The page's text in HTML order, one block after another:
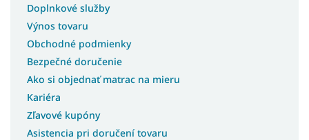
Vysoké postele s úložným priestorom
Vysoké manželské postele 180x200
Vysoké manželské postele s úložným priestorom
Manželské postele s vysokým čelom
Doplnkové služby
Výnos tovaru
Obchodné podmienky
Bezpečné doručenie
Ako si objednať matrac na mieru
Kariéra
Zľavové kupóny
Asistencia pri doručení tovaru